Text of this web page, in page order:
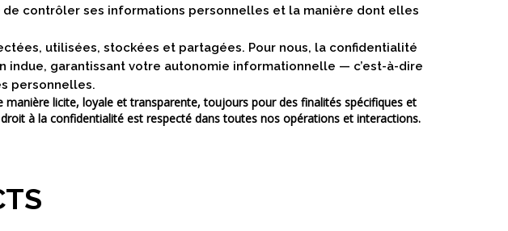
contrôler ses informations personnelles et la manière dont elles
utilisées, stockées et partagées. Pour nous, la confidentialité
garantissant votre autonomie informationnelle — c’est-à-dire
personnelles.
licite, loyale et transparente, toujours pour des finalités spécifiques et
à la confidentialité est respecté dans toutes nos opérations et interactions.